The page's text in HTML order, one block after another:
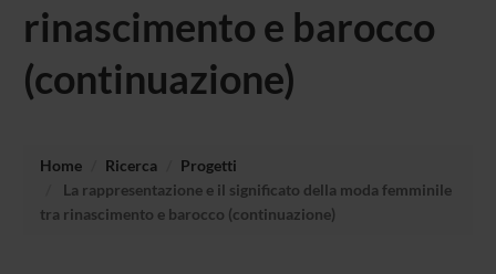
rinascimento e barocco
(continuazione)
Home Ricerca
Progetti
La rappresentazione e il significato della moda femminile
tra rinascimento e barocco (continuazione)